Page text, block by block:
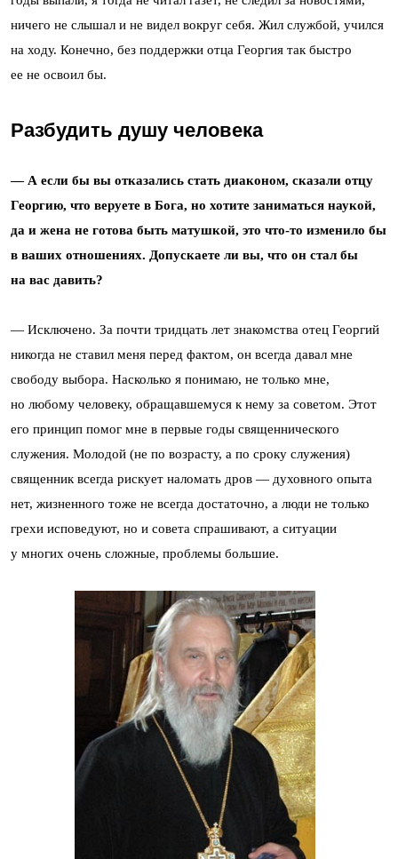
ничего не слышал и не видел вокруг себя. Жил службой, учился
на ходу. Конечно, без поддержки отца Георгия так быстро
ее не освоил бы.
Разбудить душу человека
— А если бы вы отказались стать диаконом, сказали отцу
Георгию, что веруете в Бога, но хотите заниматься наукой,
да и жена не готова быть матушкой, это что-то изменило бы
в ваших отношениях. Допускаете ли вы, что он стал бы
на вас давить?
— Исключено. За почти тридцать лет знакомства отец Георгий
никогда не ставил меня перед фактом, он всегда давал мне
свободу выбора. Насколько я понимаю, не только мне,
но любому человеку, обращавшемуся к нему за советом. Этот
его принцип помог мне в первые годы священнического
служения. Молодой (не по возрасту, а по сроку служения)
священник всегда рискует наломать дров — духовного опыта
нет, жизненного тоже не всегда достаточно, а люди не только
грехи исповедуют, но и совета спрашивают, а ситуации
у многих очень сложные, проблемы большие.